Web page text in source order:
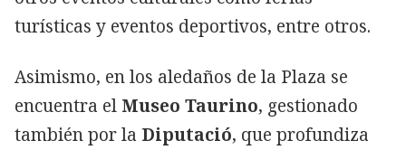
turísticas y eventos deportivos, entre otros.
Asimismo, en los aledaños de la Plaza se
encuentra el Museo Taurino, gestionado
también por la Diputació, que profundiza